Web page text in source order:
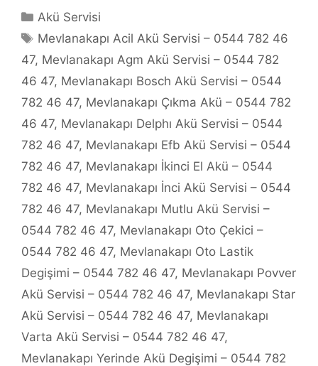
Kategoriler
Akü Servisi
Etiketler
Mevlanakapı Acil Akü Servisi – 0544 782 46
47, Mevlanakapı Agm Akü Servisi – 0544 782
46 47, Mevlanakapı Bosch Akü Servisi – 0544
782 46 47, Mevlanakapı Çıkma Akü – 0544 782
46 47, Mevlanakapı Delphı Akü Servisi – 0544
782 46 47, Mevlanakapı Efb Akü Servisi – 0544
782 46 47, Mevlanakapı İkinci El Akü – 0544
782 46 47, Mevlanakapı İnci Akü Servisi – 0544
782 46 47, Mevlanakapı Mutlu Akü Servisi –
0544 782 46 47, Mevlanakapı Oto Çekici –
0544 782 46 47, Mevlanakapı Oto Lastik
Degişimi – 0544 782 46 47, Mevlanakapı Povver
Akü Servisi – 0544 782 46 47, Mevlanakapı Star
Akü Servisi – 0544 782 46 47, Mevlanakapı
Varta Akü Servisi – 0544 782 46 47,
Mevlanakapı Yerinde Akü Degişimi – 0544 782